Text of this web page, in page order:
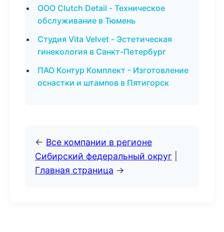
ООО Clutch Detail - Техническое
обслуживание в Тюмень
Студия Vita Velvet - Эстетическая
гинекология в Санкт-Петербург
ПАО Контур Комплект - Изготовление
оснастки и штампов в Пятигорск
← Все компании в регионе
Сибирский федеральный округ
Главная страница →